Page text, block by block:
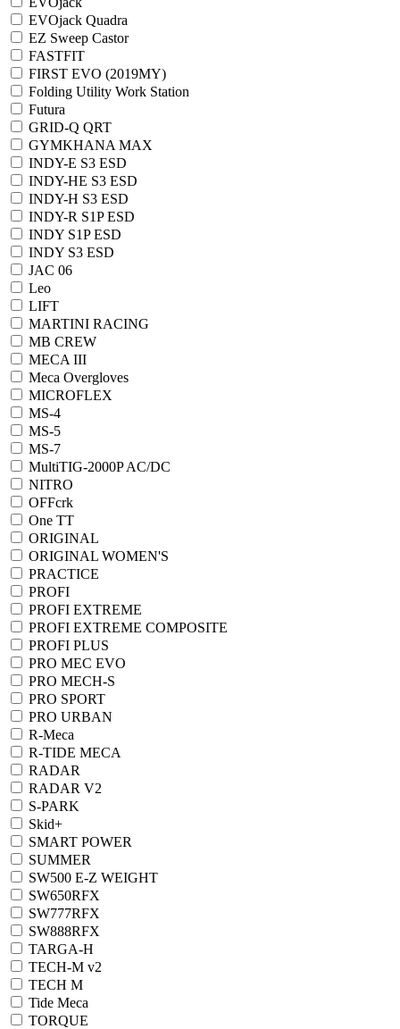
EVOjack Quadra
EZ Sweep Castor
FASTFIT
FIRST EVO (2019MY)
Folding Utility Work Station
Futura
GRID-Q QRT
GYMKHANA MAX
INDY-E S3 ESD
INDY-HE S3 ESD
INDY-H S3 ESD
INDY-R S1P ESD
INDY S1P ESD
INDY S3 ESD
JAC 06
Leo
LIFT
MARTINI RACING
MB CREW
MECA III
Meca Overgloves
MICROFLEX
MS-4
MS-5
MS-7
MultiTIG-2000P AC/DC
NITRO
OFFcrk
One TT
ORIGINAL
ORIGINAL WOMEN'S
PRACTICE
PROFI
PROFI EXTREME
PROFI EXTREME COMPOSITE
PROFI PLUS
PRO MEC EVO
PRO MECH-S
PRO SPORT
PRO URBAN
R-Meca
R-TIDE MECA
RADAR
RADAR V2
S-PARK
Skid+
SMART POWER
SUMMER
SW500 E-Z WEIGHT
SW650RFX
SW777RFX
SW888RFX
TARGA-H
TECH-M v2
TECH M
Tide Meca
TORQUE